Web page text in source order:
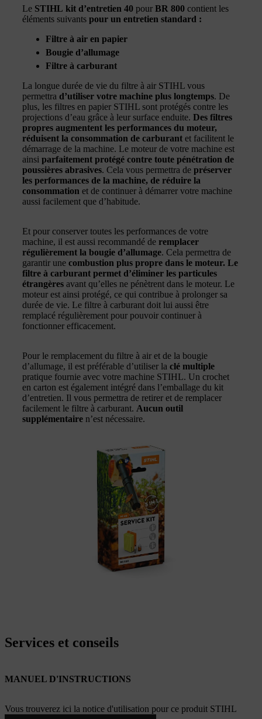
Le STIHL kit d’entretien 40 pour BR 800 contient les
éléments suivants pour un entretien standard :
Filtre à air en papier
Bougie d’allumage
Filtre à carburant
La longue durée de vie du filtre à air STIHL vous
permettra d’utiliser votre machine plus longtemps. De
plus, les filtres en papier STIHL sont protégés contre les
projections d’eau grâce à leur surface enduite. Des filtres
propres augmentent les performances du moteur,
réduisent la consommation de carburant et facilitent le
démarrage de la machine. Le moteur de votre machine est
ainsi parfaitement protégé contre toute pénétration de
poussières abrasives. Cela vous permettra de préserver
les performances de la machine, de réduire la
consommation et de continuer à démarrer votre machine
aussi facilement que d’habitude.
Et pour conserver toutes les performances de votre
machine, il est aussi recommandé de remplacer
régulièrement la bougie d’allumage. Cela permettra de
garantir une combustion plus propre dans le moteur. Le
filtre à carburant permet d’éliminer les particules
étrangères avant qu’elles ne pénètrent dans le moteur. Le
moteur est ainsi protégé, ce qui contribue à prolonger sa
durée de vie. Le filtre à carburant doit lui aussi être
remplacé régulièrement pour pouvoir continuer à
fonctionner efficacement.
Pour le remplacement du filtre à air et de la bougie
d’allumage, il est préférable d’utiliser la clé multiple
pratique fournie avec votre machine STIHL. Un crochet
en carton est également intégré dans l’emballage du kit
d’entretien. Il vous permettra de retirer et de remplacer
facilement le filtre à carburant. Aucun outil
supplémentaire n’est nécessaire.
Services et conseils
MANUEL D'INSTRUCTIONS
Vous trouverez ici la notice d'utilisation pour ce produit STIHL